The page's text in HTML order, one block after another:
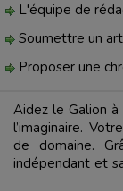
L'équipe de
Soumettre un
Proposer une
Aidez le Galion
l’imaginaire.
de domaine.
indépendant et